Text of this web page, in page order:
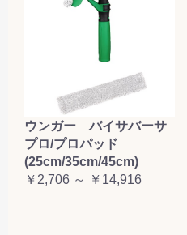
ウンガー バイサバーサ
プロ/プロパッド
(25cm/35cm/45cm)
￥2,706 ～ ￥14,916